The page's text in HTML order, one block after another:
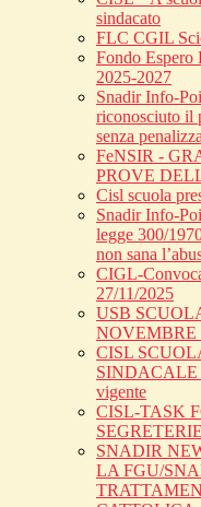
sindacato
FLC CGIL
Fondo Espero
2025-2027
Snadir Info-
riconosciuto il
senza
FeNSIR -
PROVE
Cisl scuola
Snadir Info-
legge 300/
non sana
CIGL-
27/11/2025
USB
NOVEMBRE
CISL
SINDACALE
vigente
CISL-TASK
SEGRETERIE
SNADIR
LA FGU/